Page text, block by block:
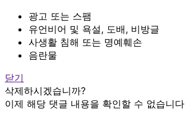
광고 또는 스팸
유언비어 및 욕설, 도배, 비방글
사생활 침해 또는 명예훼손
음란물
닫기
삭제하시겠습니까?
이제 해당 댓글 내용을 확인할 수 없습니다